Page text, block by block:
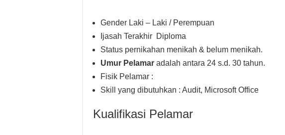
Gender Laki – Laki / Perempuan
Ijasah Terakhir Diploma
Status pernikahan menikah & belum menikah.
Umur Pelamar adalah antara 24 s.d. 30 tahun.
Fisik Pelamar :
Skill yang dibutuhkan : Audit, Microsoft Office
Kualifikasi Pelamar